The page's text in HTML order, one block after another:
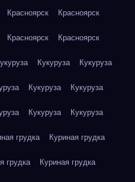
Красноярск Красноярск
Красноярск Красноярск
Кукуруза Кукуруза
Кукуруза Кукуруза
Кукуруза Кукуруза
грудка Куриная грудка
грудка Куриная грудка